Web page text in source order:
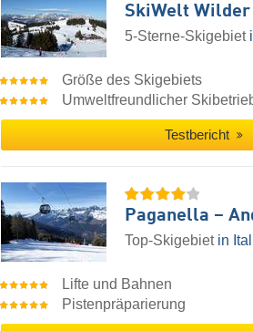
SkiWelt
5-Sterne-Skigebiet
Größe des Skigebiets
Umweltfreundlicher
Testbericht
Paganella –
Top-Skigebiet in
Lifte und Bahnen
Pistenpräparierung